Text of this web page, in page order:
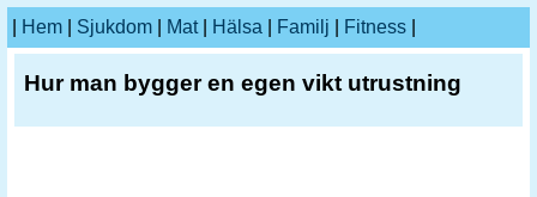
Hem Sjukdom Mat| Hälsa Familj Fitness
Hur man bygger en egen vikt utrustning